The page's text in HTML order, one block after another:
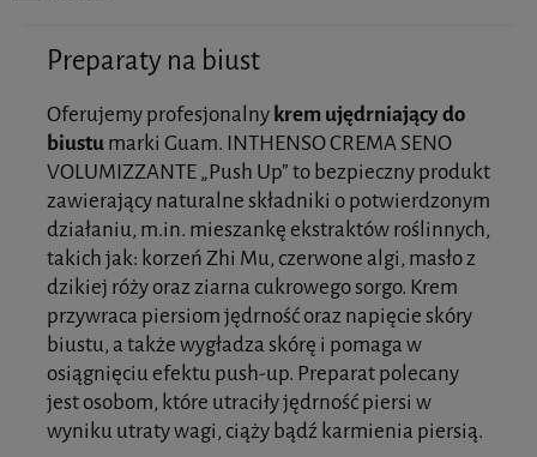
Preparaty na biust
Oferujemy profesjonalnykrem ujędrniający do
biustumarki Guam. INTHENSO CREMA SENO
VOLUMIZZANTE „Push Up” to bezpieczny produkt
zawierający naturalne składniki o potwierdzonym
działaniu, m.in. mieszankę ekstraktów roślinnych,
takich jak: korzeń Zhi Mu, czerwone algi, masło z
dzikiej róży oraz ziarna cukrowego sorgo. Krem
przywraca piersiom jędrność oraz napięcie skóry
biustu, a także wygładza skórę i pomaga w
osiągnięciu efektu push-up. Preparat polecany
jest osobom, które utraciły jędrność piersi w
wyniku utraty wagi, ciąży bądź karmienia piersią.